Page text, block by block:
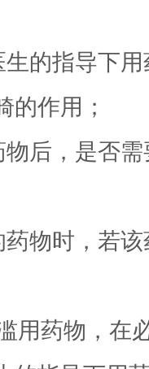
生的指导下
的作用；
物后，是否
药物时，若
用药物，在